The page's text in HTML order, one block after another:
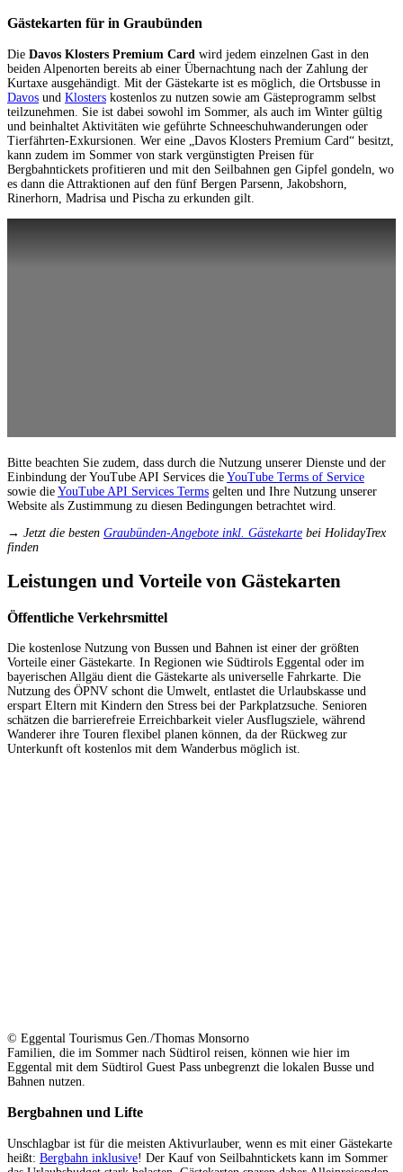
Gästekarten für in Graubünden
Die Davos Klosters Premium Card wird jedem einzelnen Gast in den
beiden Alpenorten bereits ab einer Übernachtung nach der Zahlung der
Kurtaxe ausgehändigt. Mit der Gästekarte ist es möglich, die Ortsbusse in
Davos und Klosters kostenlos zu nutzen sowie am Gästeprogramm selbst
teilzunehmen. Sie ist dabei sowohl im Sommer, als auch im Winter gültig
und beinhaltet Aktivitäten wie geführte Schneeschuhwanderungen oder
Tierfährten-Exkursionen. Wer eine „Davos Klosters Premium Card“ besitzt,
kann zudem im Sommer von stark vergünstigten Preisen für
Bergbahntickets profitieren und mit den Seilbahnen gen Gipfel gondeln, wo
es dann die Attraktionen auf den fünf Bergen Parsenn, Jakobshorn,
Rinerhorn, Madrisa und Pischa zu erkunden gilt.
Bitte beachten Sie zudem, dass durch die Nutzung unserer Dienste und der
Einbindung der YouTube API Services die YouTube Terms of Service
sowie die YouTube API Services Terms gelten und Ihre Nutzung unserer
Website als Zustimmung zu diesen Bedingungen betrachtet wird.
→ Jetzt die besten Graubünden-Angebote inkl. Gästekarte bei HolidayTrex
finden
Leistungen und Vorteile von Gästekarten
Öffentliche Verkehrsmittel
Die kostenlose Nutzung von Bussen und Bahnen ist einer der größten
Vorteile einer Gästekarte. In Regionen wie Südtirols Eggental oder im
bayerischen Allgäu dient die Gästekarte als universelle Fahrkarte. Die
Nutzung des ÖPNV schont die Umwelt, entlastet die Urlaubskasse und
erspart Eltern mit Kindern den Stress bei der Parkplatzsuche. Senioren
schätzen die barrierefreie Erreichbarkeit vieler Ausflugsziele, während
Wanderer ihre Touren flexibel planen können, da der Rückweg zur
Unterkunft oft kostenlos mit dem Wanderbus möglich ist.
© Eggental Tourismus Gen./Thomas Monsorno
Familien, die im Sommer nach Südtirol reisen, können wie hier im
Eggental mit dem Südtirol Guest Pass unbegrenzt die lokalen Busse und
Bahnen nutzen.
Bergbahnen und Lifte
Unschlagbar ist für die meisten Aktivurlauber, wenn es mit einer Gästekarte
heißt: Bergbahn inklusive! Der Kauf von Seilbahntickets kann im Sommer